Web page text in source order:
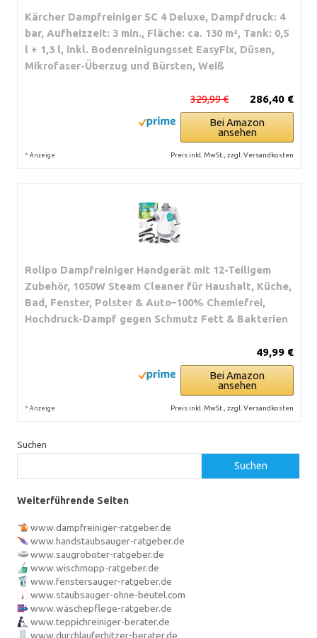
Kärcher Dampfreiniger SC 4 Deluxe, Dampfdruck: 4
bar, Aufheizzeit: 3 min., Fläche: ca. 130 m², Tank: 0,5
l + 1,3 l, inkl. Bodenreinigungsset EasyFix, Düsen,
Mikrofaser-Überzug und Bürsten, Weiß
286,40 €
329,99 €
Bei Amazon
ansehen
* Anzeige Preis inkl. MwSt., zzgl. Versandkosten
Rolipo Dampfreiniger Handgerät mit 12-Teiligem
Zubehör, 1050W Steam Cleaner für Haushalt, Küche,
Bad, Fenster, Polster & Auto–100% Chemiefrei,
Hochdruck-Dampf gegen Schmutz Fett & Bakterien
49,99 €
Bei Amazon
ansehen
* Anzeige Preis inkl. MwSt., zzgl. Versandkosten
Suchen
Suchen
Weiterführende Seiten
www.dampfreiniger-ratgeber.de
www.handstaubsauger-ratgeber.de
www.saugroboter-ratgeber.de
www.wischmopp-ratgeber.de
www.fenstersauger-ratgeber.de
www.staubsauger-ohne-beutel.com
www.wäschepflege-ratgeber.de
www.teppichreiniger-berater.de
www.durchlauferhitzer-berater.de